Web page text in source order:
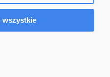
Shoper.pl
wszystkie